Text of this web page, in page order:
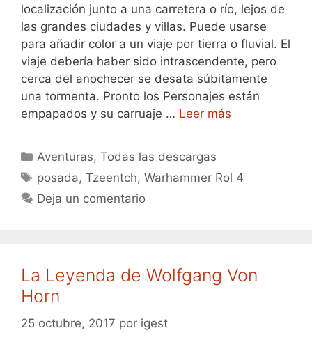
localización junto a una carretera o río, lejos de
las grandes ciudades y villas. Puede usarse
para añadir color a un viaje por tierra o fluvial. El
viaje debería haber sido intrascendente, pero
cerca del anochecer se desata súbitamente
una tormenta. Pronto los Personajes están
empapados y su carruaje … Leer más
Categorías
Aventuras,Todas las descargas
Etiquetas
posada,Tzeentch,Warhammer Rol 4
Deja un comentario
La Leyenda de Wolfgang Von
Horn
25 octubre, 2017 por igest